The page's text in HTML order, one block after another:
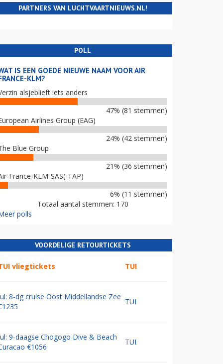
PARTNERS VAN LUCHTVAARTNIEUWS.NL!
POLL
IS EEN GOEDE NIEUWE NAAM VOOR AIR
KLM?
alsjeblieft iets anders
47% (81 stemmen)
Airlines Group (EAG)
24% (42 stemmen)
Blue Group
21% (36 stemmen)
France-KLM-SAS(-TAP)
6% (11 stemmen)
Totaal aantal stemmen: 170
polls
VOORDELIGE RETOURTICKETS
vliegtickets TUI
8-dg cruise Oost Middellandse Zee
TUI
9-daagse Chogogo Dive & Beach
€1056
TUI